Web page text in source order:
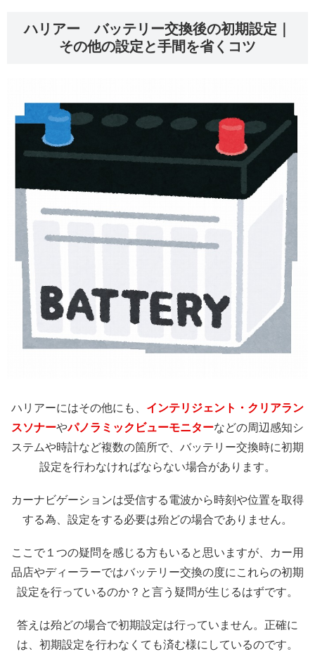
ハリアー バッテリー交換後の初期設定｜
その他の設定と手間を省くコツ
ハリアーにはその他にも、 インテリジェント・クリアラン
スソナーやパノラミックビューモニターなどの周辺感知シ
ステムや時計など複数の箇所で、バッテリー交換時に初期
設定を行わなければならない場合があります。
カーナビゲーションは受信する電波から時刻や位置を取得
する為、設定をする必要は殆どの場合でありません。
ここで１つの疑問を感じる方もいると思いますが、カー用
品店やディーラーではバッテリー交換の度にこれらの初期
設定を行っているのか？と言う疑問が生じるはずです。
答えは殆どの場合で初期設定は行っていません。正確に
は、初期設定を行わなくても済む様にしているのです。